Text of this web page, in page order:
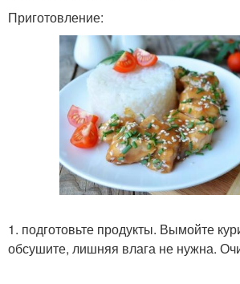
Приготовление:
1. подготовьте продукты. Вымойте
обсушите, лишняя влага не нужна.